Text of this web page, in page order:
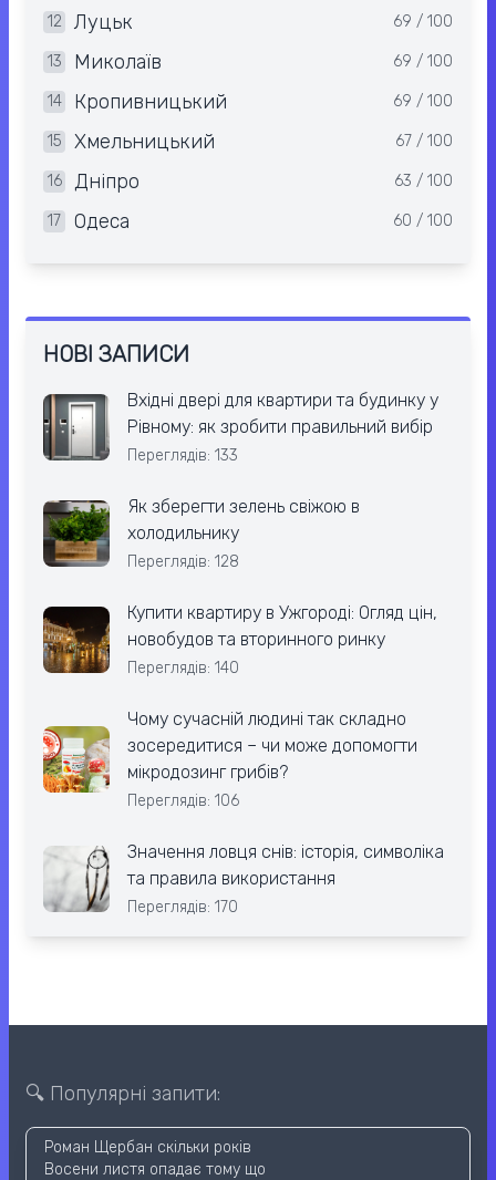
12 Луцьк 69 / 100
13 Миколаїв 69 / 100
14 Кропивницький 69 / 100
15 Хмельницький 67 / 100
16 Дніпро 63 / 100
17 Одеса 60 / 100
НОВІ ЗАПИСИ
Вхідні двері для квартири та будинку у
Рівному: як зробити правильний вибір
Переглядів: 133
Як зберегти зелень свіжою в
холодильнику
Переглядів: 128
Купити квартиру в Ужгороді: Огляд цін,
новобудов та вторинного ринку
Переглядів: 140
Чому сучасній людині так складно
зосередитися – чи може допомогти
мікродозинг грибів?
Переглядів: 106
Значення ловця снів: історія, символіка
та правила використання
Переглядів: 170
🔍 Популярні запити:
Роман Щербан скільки років
Восени листя опадає тому що